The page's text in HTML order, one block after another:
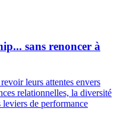
sans renoncer à
leurs attentes envers
relationnelles, la diversité
leviers de performance